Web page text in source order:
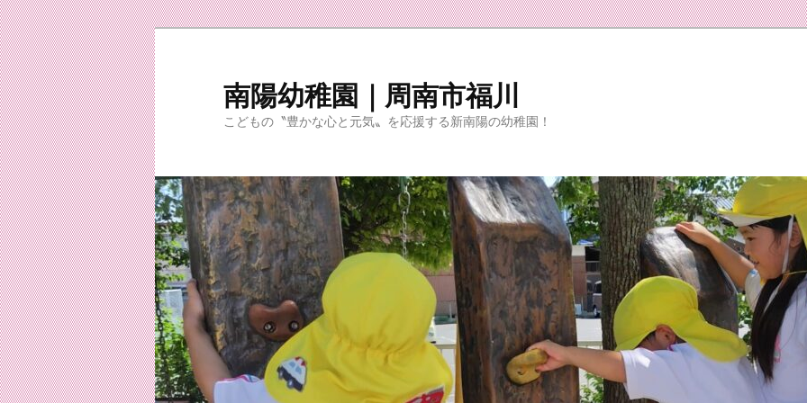
メ
イ
ン
コ
ン
テ
ン
ツ
へ
移
動
サ
ブ
コ
ン
テ
ン
ツ
へ
移
動
南陽幼稚園｜周南市福川
こどもの〝豊かな心と元気〟を応援する新南陽の幼稚園！